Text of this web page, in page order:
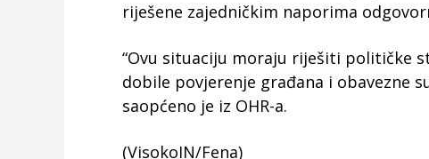
riješene zajedničkim naporima
“Ovu situaciju moraju riješiti političke
dobile povjerenje građana i obavezne
saopćeno je iz OHR-a.
(VisokoIN/Fena)